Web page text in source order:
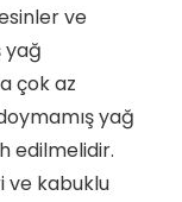
ve
yağ
çok az
yağ
edilmelidir.
ve kabuklu